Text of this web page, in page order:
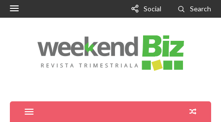
Social Search